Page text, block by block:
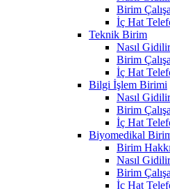
Birim
İç Hat
Teknik Birim
Nasıl
Birim
İç Hat
Bilgi İşlem Birimi
Nasıl
Birim
İç Hat
Biyomedikal
Birim
Nasıl
Birim
İç Hat